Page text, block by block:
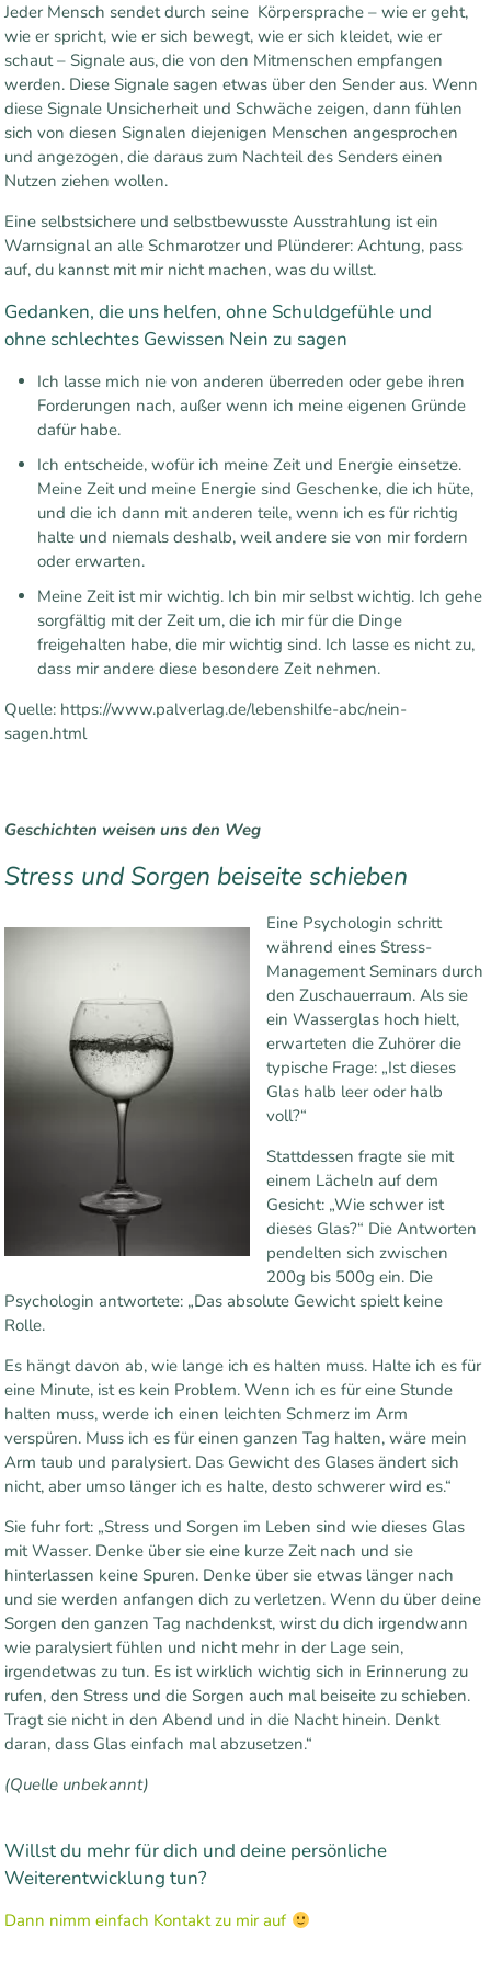
Jeder Mensch sendet durch seine Körpersprache – wie er geht,
wie er spricht, wie er sich bewegt, wie er sich kleidet, wie er
schaut – Signale aus, die von den Mitmenschen empfangen
werden. Diese Signale sagen etwas über den Sender aus. Wenn
diese Signale Unsicherheit und Schwäche zeigen, dann fühlen
sich von diesen Signalen diejenigen Menschen angesprochen
und angezogen, die daraus zum Nachteil des Senders einen
Nutzen ziehen wollen.
Eine selbstsichere und selbstbewusste Ausstrahlung ist ein
Warnsignal an alle Schmarotzer und Plünderer: Achtung, pass
auf, du kannst mit mir nicht machen, was du willst.
Gedanken, die uns helfen, ohne Schuldgefühle und
ohne schlechtes Gewissen Nein zu sagen
Ich lasse mich nie von anderen überreden oder gebe ihren
Forderungen nach, außer wenn ich meine eigenen Gründe
dafür habe.
Ich entscheide, wofür ich meine Zeit und Energie einsetze.
Meine Zeit und meine Energie sind Geschenke, die ich hüte,
und die ich dann mit anderen teile, wenn ich es für richtig
halte und niemals deshalb, weil andere sie von mir fordern
oder erwarten.
Meine Zeit ist mir wichtig. Ich bin mir selbst wichtig. Ich gehe
sorgfältig mit der Zeit um, die ich mir für die Dinge
freigehalten habe, die mir wichtig sind. Ich lasse es nicht zu,
dass mir andere diese besondere Zeit nehmen.
Quelle: https://www.palverlag.de/lebenshilfe-abc/nein-
sagen.html
Geschichten weisen uns den Weg
Stress und Sorgen beiseite schieben
Eine Psychologin schritt
während eines Stress-
Management Seminars durch
den Zuschauerraum. Als sie
ein Wasserglas hoch hielt,
erwarteten die Zuhörer die
typische Frage: „Ist dieses
Glas halb leer oder halb
voll?“
Stattdessen fragte sie mit
einem Lächeln auf dem
Gesicht: „Wie schwer ist
dieses Glas?“ Die Antworten
pendelten sich zwischen
200g bis 500g ein. Die
Psychologin antwortete: „Das absolute Gewicht spielt keine
Rolle.
Es hängt davon ab, wie lange ich es halten muss. Halte ich es für
eine Minute, ist es kein Problem. Wenn ich es für eine Stunde
halten muss, werde ich einen leichten Schmerz im Arm
verspüren. Muss ich es für einen ganzen Tag halten, wäre mein
Arm taub und paralysiert. Das Gewicht des Glases ändert sich
nicht, aber umso länger ich es halte, desto schwerer wird es.“
Sie fuhr fort: „Stress und Sorgen im Leben sind wie dieses Glas
mit Wasser. Denke über sie eine kurze Zeit nach und sie
hinterlassen keine Spuren. Denke über sie etwas länger nach
und sie werden anfangen dich zu verletzen. Wenn du über deine
Sorgen den ganzen Tag nachdenkst, wirst du dich irgendwann
wie paralysiert fühlen und nicht mehr in der Lage sein,
irgendetwas zu tun. Es ist wirklich wichtig sich in Erinnerung zu
rufen, den Stress und die Sorgen auch mal beiseite zu schieben.
Tragt sie nicht in den Abend und in die Nacht hinein. Denkt
daran, dass Glas einfach mal abzusetzen.“
(Quelle unbekannt)
Willst du mehr für dich und deine persönliche
Weiterentwicklung tun?
Dann nimm einfach Kontakt zu mir auf